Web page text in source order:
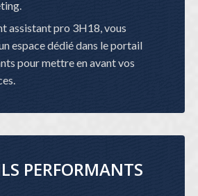
assistant pro 3H18, vous
espace dédié dans le portail
pour mettre en avant vos
PERFORMANTS